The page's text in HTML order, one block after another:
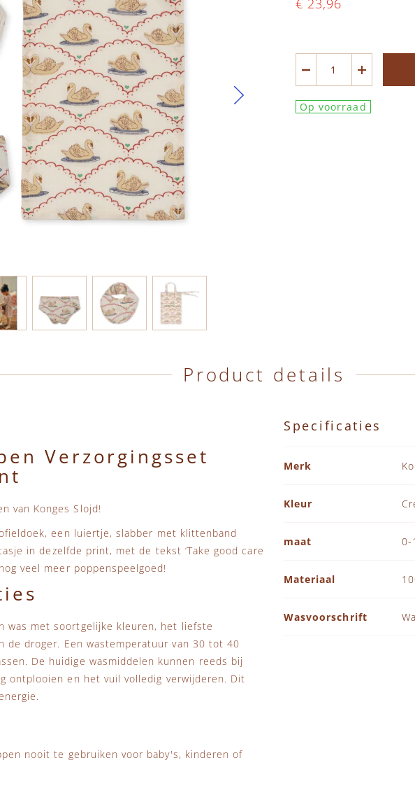
€ 23,96
Op voorraad
Product details
Verzorgingsset
van Konges Slojd!
een luiertje, slabber met klittenband
in dezelfde print, met de tekst ‘Take good care
veel meer poppenspeelgoed!
was met soortgelijke kleuren, het liefste
droger. Een wastemperatuur van 30 tot 40
De huidige wasmiddelen kunnen reeds bij
ontplooien en het vuil volledig verwijderen. Dit
nooit te gebruiken voor baby's, kinderen of
Specificaties
Merk
Kleur
maat 0-
Materiaal
Wasvoorschrift